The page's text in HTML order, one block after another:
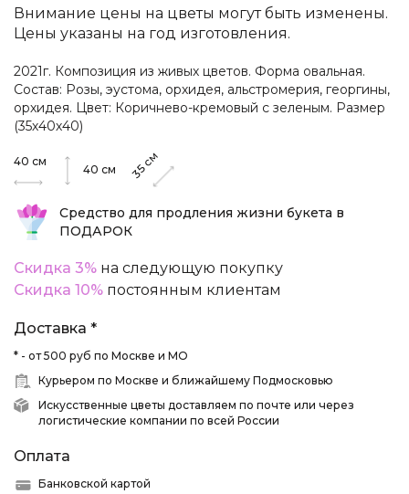
Внимание цены на цветы могут быть изменены.
Цены указаны на год изготовления.
2021г. Композиция из живых цветов. Форма овальная.
Состав: Розы, эустома, орхидея, альстромерия, георгины,
орхидея. Цвет: Коричнево-кремовый с зеленым. Размер
(35х40х40)
40 см
40 см 35см
Средство для продления жизни букета в
ПОДАРОК
Скидка 3% на следующую покупку
Скидка 10% постоянным клиентам
Доставка *
* - от 500 руб по Москве и МО
Курьером по Москве и ближайшему Подмосковью
Искусственные цветы доставляем по почте или через
логистические компании по всей России
Оплата
Банковской картой